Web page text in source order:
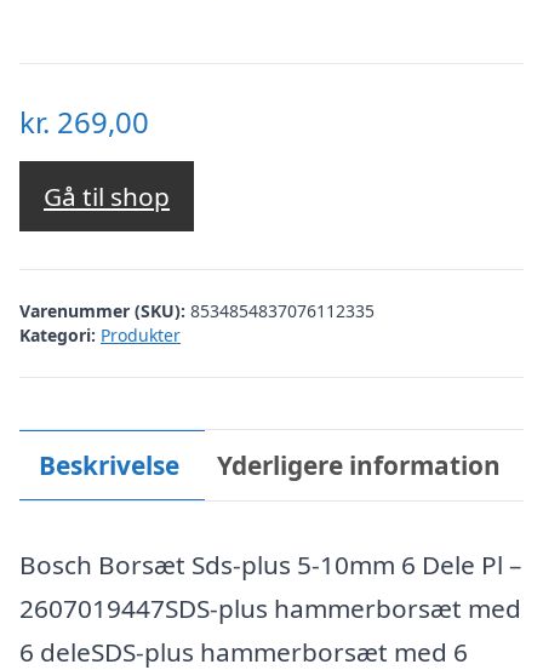
kr. 269,00
Gå til shop
Varenummer (SKU): 8534854837076112335
Kategori: Produkter
Beskrivelse Yderligere information
Bosch Borsæt Sds-plus 5-10mm 6 Dele Pl –
2607019447SDS-plus hammerborsæt med
6 deleSDS-plus hammerborsæt med 6